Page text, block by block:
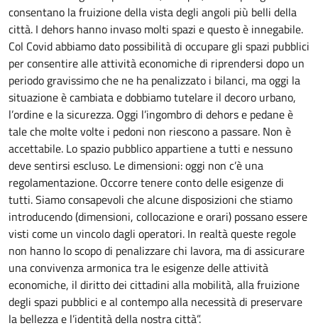
consentano la fruizione della vista degli angoli più belli della
città. I dehors hanno invaso molti spazi e questo è innegabile.
Col Covid abbiamo dato possibilità di occupare gli spazi pubblici
per consentire alle attività economiche di riprendersi dopo un
periodo gravissimo che ne ha penalizzato i bilanci, ma oggi la
situazione è cambiata e dobbiamo tutelare il decoro urbano,
l’ordine e la sicurezza. Oggi l’ingombro di dehors e pedane è
tale che molte volte i pedoni non riescono a passare. Non è
accettabile. Lo spazio pubblico appartiene a tutti e nessuno
deve sentirsi escluso. Le dimensioni: oggi non c’è una
regolamentazione. Occorre tenere conto delle esigenze di
tutti. Siamo consapevoli che alcune disposizioni che stiamo
introducendo (dimensioni, collocazione e orari) possano essere
visti come un vincolo dagli operatori. In realtà queste regole
non hanno lo scopo di penalizzare chi lavora, ma di assicurare
una convivenza armonica tra le esigenze delle attività
economiche, il diritto dei cittadini alla mobilità, alla fruizione
degli spazi pubblici e al contempo alla necessità di preservare
la bellezza e l’identità della nostra città”.